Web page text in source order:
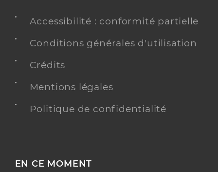
Accessibilité : conformité partielle
Conditions générales d'utilisation
Crédits
Mentions légales
Politique de confidentialité
EN CE MOMENT